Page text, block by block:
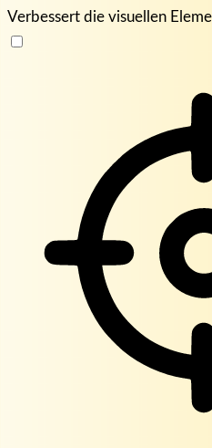
Verbessert die visuellen